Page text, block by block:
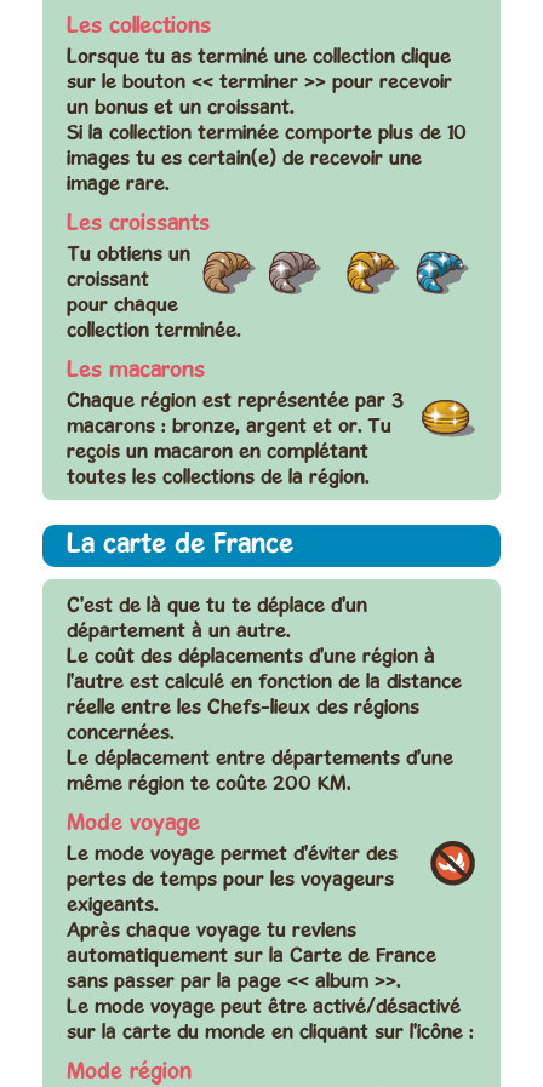
Les collections
Lorsque tu as terminé une collection clique
sur le bouton << terminer >> pour recevoir
un bonus etun croissant.
Si la collection terminée comporte plus de 10
images tu es certain(e) de recevoir une
image rare.
Les croissants
Tu obtiens un
croissant
pour chaque
collection terminée.
Les macarons
Chaque région est représentée par 3
macarons : bronze, argent et or. Tu
reçois un macaron en complétant
toutes les collections de la région.
La carte de France
C'est de là que tu te déplace d'un
département à un autre.
Le coût des déplacements d'une région à
l'autre est calculé en fonction de la distance
réelle entre les Chefs-lieux des régions
concernées.
Le déplacement entre départements d'une
même région te coûte 200 KM.
Mode voyage
Le mode voyage permet d'éviter des
pertes de temps pour les voyageurs
exigeants.
Après chaque voyage tu reviens
automatiquement sur la Carte de France
sans passer par la page << album >>.
Le mode voyage peut être activé/désactivé
sur la carte du monde en cliquant sur l'icône :
Mode région